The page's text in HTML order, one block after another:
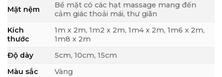
Mặt nệm
Bề mặt có các hạt massage mang đến
cảm giác thoải mái, thư giãn
Kích
thước
1m x 2m, 1m2 x 2m, 1m4 x 2m, 1m6 x 2m,
1m8 x 2m
Độ dày
5cm, 10cm, 15cm
Màu sắc
Vàng